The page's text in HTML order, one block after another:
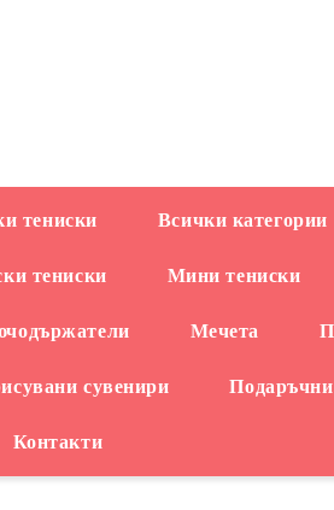
тениски Всички категории
тениски Мини тениски
Мечета
сувенири
Контакти